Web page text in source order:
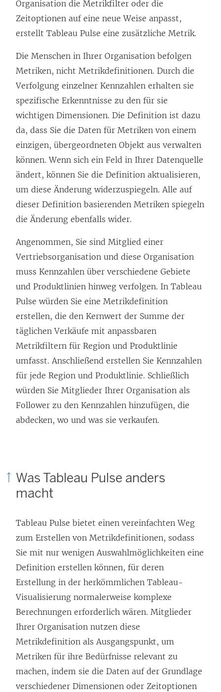
Organisation die Metrikfilter oder die
Zeitoptionen auf eine neue Weise anpasst,
erstellt Tableau Pulse eine zusätzliche Metrik.
Die Menschen in Ihrer Organisation befolgen
Metriken, nicht Metrikdefinitionen. Durch die
Verfolgung einzelner Kennzahlen erhalten sie
spezifische Erkenntnisse zu den für sie
wichtigen Dimensionen. Die Definition ist dazu
da, dass Sie die Daten für Metriken von einem
einzigen, übergeordneten Objekt aus verwalten
können. Wenn sich ein Feld in Ihrer Datenquelle
ändert, können Sie die Definition aktualisieren,
um diese Änderung widerzuspiegeln. Alle auf
dieser Definition basierenden Metriken spiegeln
die Änderung ebenfalls wider.
Angenommen, Sie sind Mitglied einer
Vertriebsorganisation und diese Organisation
muss Kennzahlen über verschiedene Gebiete
und Produktlinien hinweg verfolgen. In Tableau
Pulse würden Sie eine Metrikdefinition
erstellen, die den Kernwert der Summe der
täglichen Verkäufe mit anpassbaren
Metrikfiltern für Region und Produktlinie
umfasst. Anschließend erstellen Sie Kennzahlen
für jede Region und Produktlinie. Schließlich
würden Sie Mitglieder Ihrer Organisation als
Follower zu den Kennzahlen hinzufügen, die
abdecken, wo und was sie verkaufen.
Was Tableau Pulse anders
macht
Tableau Pulse bietet einen vereinfachten Weg
zum Erstellen von Metrikdefinitionen, sodass
Sie mit nur wenigen Auswahlmöglichkeiten eine
Definition erstellen können, für deren
Erstellung in der herkömmlichen Tableau-
Visualisierung normalerweise komplexe
Berechnungen erforderlich wären. Mitglieder
Ihrer Organisation nutzen diese
Metrikdefinition als Ausgangspunkt, um
Metriken für ihre Bedürfnisse relevant zu
machen, indem sie die Daten auf der Grundlage
verschiedener Dimensionen oder Zeitoptionen